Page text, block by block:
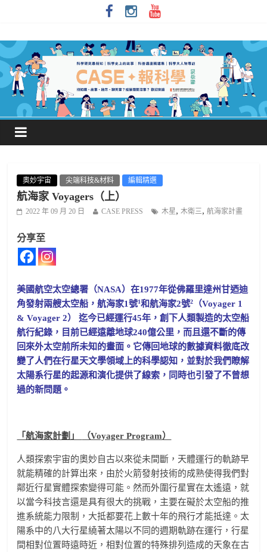
奧妙宇宙 尖端科技&材料 編輯精選
航海家 Voyagers（上）
2022 年 09 月 20 日 CASE PRESS 木星,木衛三,航海家計畫
分享至
美國航空太空總署（NASA）在1977年從佛羅里達州甘迺迪
角發射兩艘太空船，航海家1號1和航海家2號2
（Voyager 1
& Voyager 2） 迄今已經運行45年，創下人類製造的太空船
航行紀錄，目前已經遠離地球240億公里，而且還不斷的傳
回來外太空前所未知的畫面。它傳回地球的數據資料徹底改
變了人們在行星天文學領域上的科學認知，並對於我們瞭解
太陽系行星的起源和演化提供了線索，同時也引發了不曾想
過的新問題。
「航海家計劃」 （Voyager Program）
人類探索宇宙的奧妙自古以來從未間斷，天體運行的軌跡早
就能精確的計算出來，由於火箭發射技術的成熟使得我們對
鄰近行星實體探索變得可能。然而外圍行星實在太遙遠，就
以當今科技言還是具有很大的挑戰，主要在礙於太空船的推
進系統能力限制，大抵都要花上數十年的飛行才能抵達。太
陽系中的八大行星繞著太陽以不同的週期軌跡在運行，行星
間相對位置時遠時近，相對位置的特殊排列造成的天象在古